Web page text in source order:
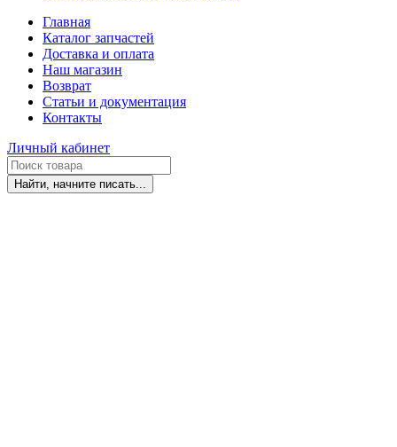
Главная
Каталог запчастей
Доставка и оплата
Наш магазин
Возврат
Статьи и документация
Контакты
Личный кабинет
Найти, начните писать...